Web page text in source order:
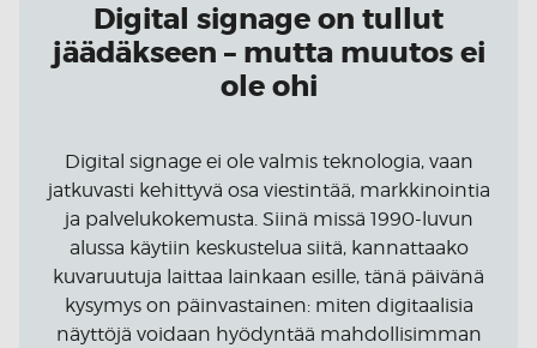
Digital signage on tullut
jäädäkseen – mutta muutos ei
ole ohi
Digital signage ei ole valmis teknologia, vaan
jatkuvasti kehittyvä osa viestintää, markkinointia
ja palvelukokemusta. Siinä missä 1990-luvun
alussa käytiin keskustelua siitä, kannattaako
kuvaruutuja laittaa lainkaan esille, tänä päivänä
kysymys on päinvastainen: miten digitaalisia
näyttöjä voidaan hyödyntää mahdollisimman